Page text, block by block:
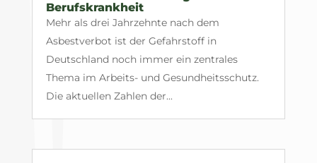
Berufskrankheit
Mehr als drei Jahrzehnte nach dem
Asbestverbot ist der Gefahrstoff in
Deutschland noch immer ein zentrales
Thema im Arbeits- und Gesundheitsschutz.
Die aktuellen Zahlen der...